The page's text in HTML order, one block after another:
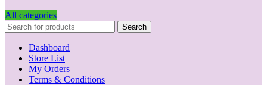
All categories
Search
Dashboard
Store List
My Orders
Terms & Conditions